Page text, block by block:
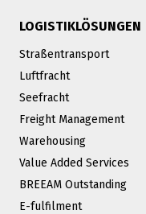
LOGISTIKLÖSUNGEN
Straßentransport
Luftfracht
Seefracht
Freight Management
Warehousing
Value Added Services
BREEAM Outstanding
E-fulfilment